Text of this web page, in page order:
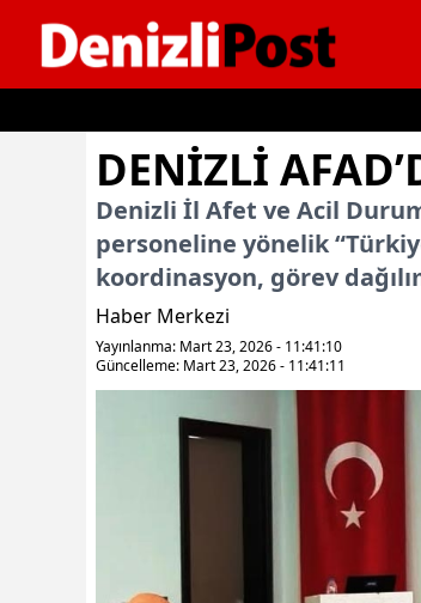
İçeriğe geç
DENİZLİ
Denizli İl Afet ve Acil
personeline yönelik
koordinasyon, görev
Haber Merkezi
Yayınlanma: Mart 23, 2026 - 11:41:10
Güncelleme: Mart 23, 2026 - 11:41:11